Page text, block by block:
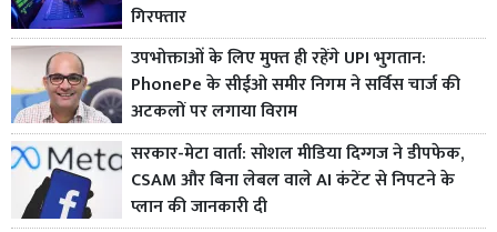
गिरफ्तार
उपभोक्ताओं के लिए मुफ्त ही रहेंगे UPI भुगतान:
PhonePe के सीईओ समीर निगम ने सर्विस चार्ज की
अटकलों पर लगाया विराम
सरकार-मेटा वार्ता: सोशल मीडिया दिग्गज ने डीपफेक,
CSAM और बिना लेबल वाले AI कंटेंट से निपटने के
प्लान की जानकारी दी